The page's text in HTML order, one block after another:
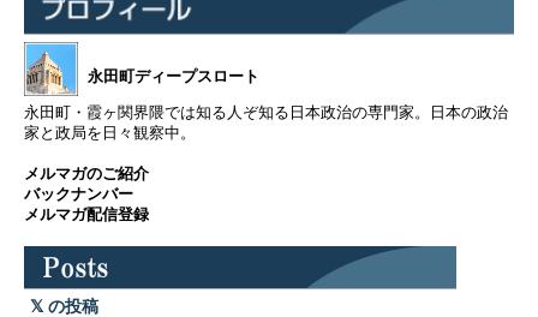
永田町ディープスロート
永田町・霞ヶ関界隈では知る人ぞ知る日本政治の専門家。日本の政治
家と政局を日々観察中。
メルマガのご紹介
バックナンバー
メルマガ配信登録
の投稿